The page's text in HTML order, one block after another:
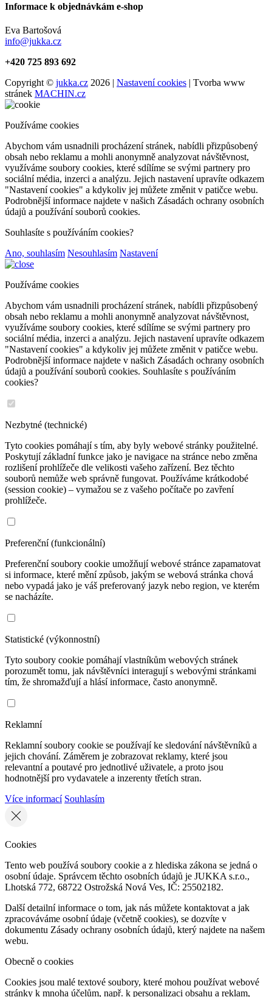
Informace k objednávkám e-shop
Eva Bartošová
info@jukka.cz
+420 725 893 692
Copyright © jukka.cz 2026 | Nastavení cookies | Tvorba www
stránek MACHIN.cz
Používáme cookies
Abychom vám usnadnili procházení stránek, nabídli přizpůsobený
obsah nebo reklamu a mohli anonymně analyzovat návštěvnost,
využíváme soubory cookies, které sdílíme se svými partnery pro
sociální média, inzerci a analýzu. Jejich nastavení upravíte odkazem
"Nastavení cookies" a kdykoliv jej můžete změnit v patičce webu.
Podrobnější informace najdete v našich Zásadách ochrany osobních
údajů a používání souborů cookies.
Souhlasíte s používáním cookies?
Ano, souhlasím Nesouhlasím Nastavení
Používáme cookies
Abychom vám usnadnili procházení stránek, nabídli přizpůsobený
obsah nebo reklamu a mohli anonymně analyzovat návštěvnost,
využíváme soubory cookies, které sdílíme se svými partnery pro
sociální média, inzerci a analýzu. Jejich nastavení upravíte odkazem
"Nastavení cookies" a kdykoliv jej můžete změnit v patičce webu.
Podrobnější informace najdete v našich Zásadách ochrany osobních
údajů a používání souborů cookies. Souhlasíte s používáním
cookies?
Nezbytné (technické)
Tyto cookies pomáhají s tím, aby byly webové stránky použitelné.
Poskytují základní funkce jako je navigace na stránce nebo změna
rozlišení prohlížeče dle velikosti vašeho zařízení. Bez těchto
souborů nemůže web správně fungovat. Používáme krátkodobé
(session cookie) – vymažou se z vašeho počítače po zavření
prohlížeče.
Preferenční (funkcionální)
Preferenční soubory cookie umožňují webové stránce zapamatovat
si informace, které mění způsob, jakým se webová stránka chová
nebo vypadá jako je váš preferovaný jazyk nebo region, ve kterém
se nacházíte.
Statistické (výkonnostní)
Tyto soubory cookie pomáhají vlastníkům webových stránek
porozumět tomu, jak návštěvníci interagují s webovými stránkami
tím, že shromažďují a hlásí informace, často anonymně.
Reklamní
Reklamní soubory cookie se používají ke sledování návštěvníků a
jejich chování. Záměrem je zobrazovat reklamy, které jsou
relevantní a poutavé pro jednotlivé uživatele, a proto jsou
hodnotnější pro vydavatele a inzerenty třetích stran.
Více informací Souhlasím
Cookies
Tento web používá soubory cookie a z hlediska zákona se jedná o
osobní údaje. Správcem těchto osobních údajů je JUKKA s.r.o.,
Lhotská 772, 68722 Ostrožská Nová Ves, IČ: 25502182.
Další detailní informace o tom, jak nás můžete kontaktovat a jak
zpracováváme osobní údaje (včetně cookies), se dozvíte v
dokumentu Zásady ochrany osobních údajů, který najdete na našem
webu.
Obecně o cookies
Cookies jsou malé textové soubory, které mohou používat webové
stránky k mnoha účelům, např. k personalizaci obsahu a reklam,